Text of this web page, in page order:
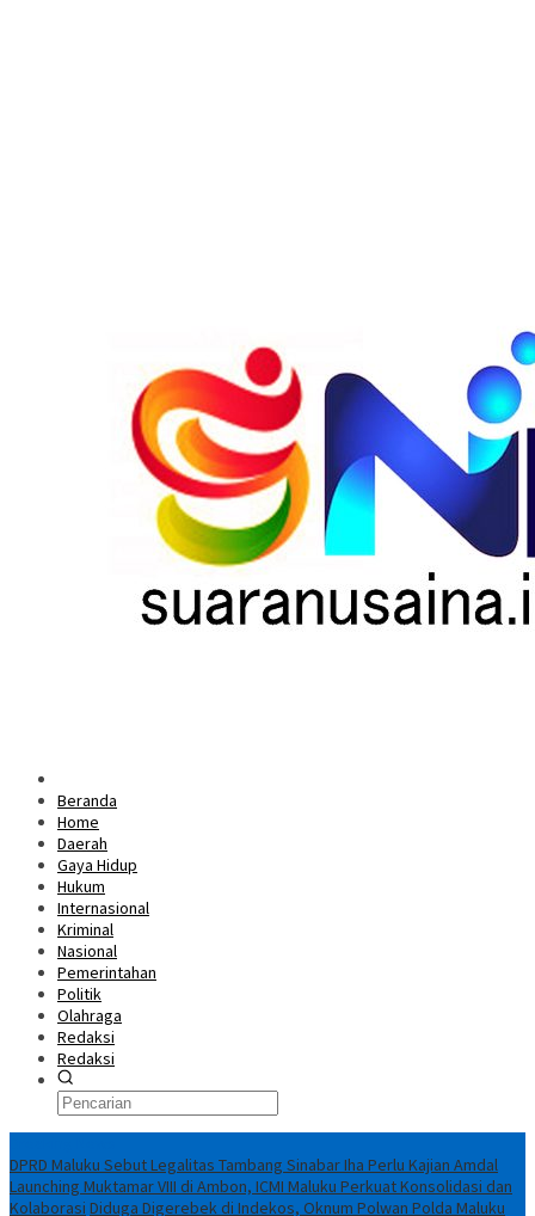
Beranda
Home
Daerah
Gaya Hidup
Hukum
Internasional
Kriminal
Nasional
Pemerintahan
Politik
Olahraga
Redaksi
Redaksi
DPRD Maluku Sebut Legalitas Tambang Sinabar Iha Perlu Kajian Amdal
Launching Muktamar VIII di Ambon, ICMI Maluku Perkuat Konsolidasi dan
Kolaborasi Diduga Digerebek di Indekos, Oknum Polwan Polda Maluku